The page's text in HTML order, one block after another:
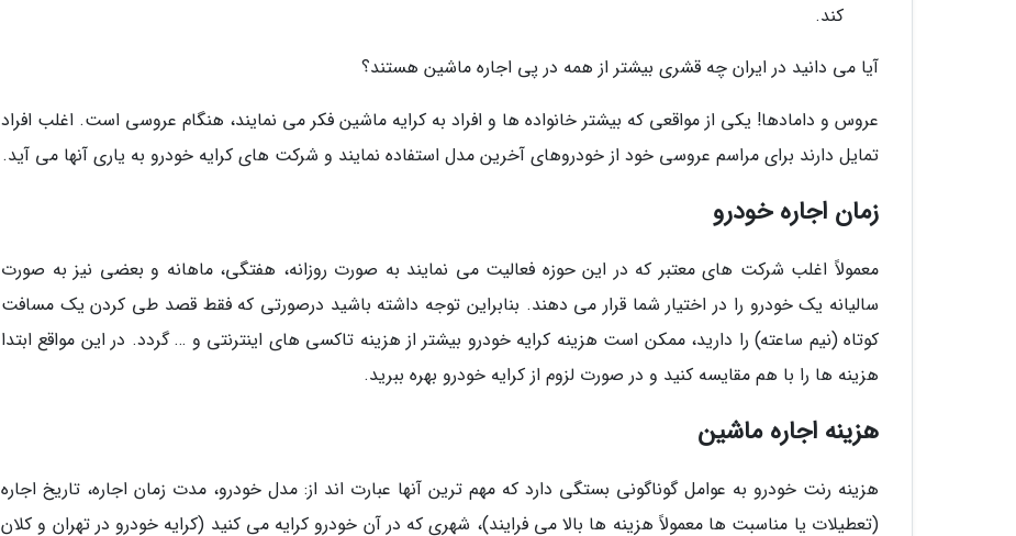
کند.
آیا می دانید در ایران چه قشری بیشتر از همه در پی اجاره ماشین هستند؟
عروس و دامادها! یکی از مواقعی که بیشتر خانواده ها و افراد به کرایه ماشین فکر می نمایند، هنگام عروسی است. اغلب افراد
تمایل دارند برای مراسم عروسی خود از خودروهای آخرین مدل استفاده نمایند و شرکت های کرایه خودرو به یاری آنها می آید.
زمان اجاره خودرو
معمولاً اغلب شرکت های معتبر که در این حوزه فعالیت می نمایند به صورت روزانه، هفتگی، ماهانه و بعضی نیز به صورت
سالیانه یک خودرو را در اختیار شما قرار می دهند. بنابراین توجه داشته باشید درصورتی که فقط قصد طی کردن یک مسافت
کوتاه (نیم ساعته) را دارید، ممکن است هزینه کرایه خودرو بیشتر از هزینه تاکسی های اینترنتی و … گردد. در این مواقع ابتدا
هزینه ها را با هم مقایسه کنید و در صورت لزوم از کرایه خودرو بهره ببرید.
هزینه اجاره ماشین
هزینه رنت خودرو به عوامل گوناگونی بستگی دارد که مهم ترین آنها عبارت اند از: مدل خودرو، مدت زمان اجاره، تاریخ اجاره
(تعطیلات یا مناسبت ها معمولاً هزینه ها بالا می فرایند)، شهری که در آن خودرو کرایه می کنید (کرایه خودرو در تهران و کلان